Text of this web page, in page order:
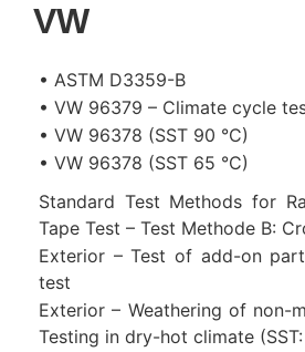
VW
• ASTM D3359-B
• VW 96379 – Climate cycle
• VW 96378 (SST 90 °C)
• VW 96378 (SST 65 °C)
Standard Test Methods for
Tape Test – Test Methode B:
Exterior – Test of add-on
test
Exterior – Weathering of non-
Testing in dry-hot climate (SST: